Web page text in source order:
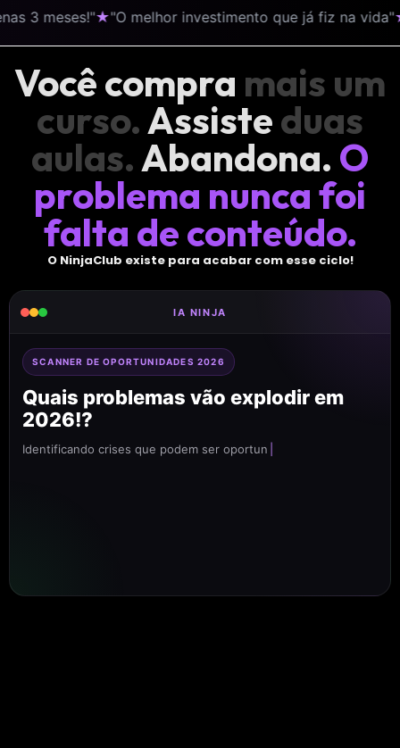
3 meses!"★"O melhor investimento que já fiz na vida"★
Você compra mais um
curso.Assisteduas
aulas.Abandona. O
problema nunca foi
falta de conteúdo.
O NinjaClub existe para acabar com esse ciclo!
IA NINJA
SCANNER DE OPORTUNIDADES 2026
Quais problemas vão explodir em
2026!?
Identificando crises que podem ser oportunidades milionárias!